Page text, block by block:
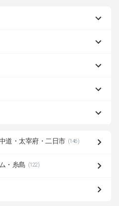
道・太宰府・二日市 (146)
・糸島 (122)